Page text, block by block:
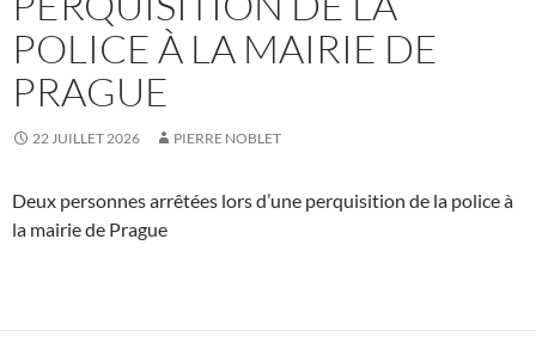
POLICE À LA MAIRIE DE
PRAGUE
22 JUILLET 2026 PIERRE NOBLET
Deux personnes arrêtées lors d’une perquisition de la police à
la mairie de Prague